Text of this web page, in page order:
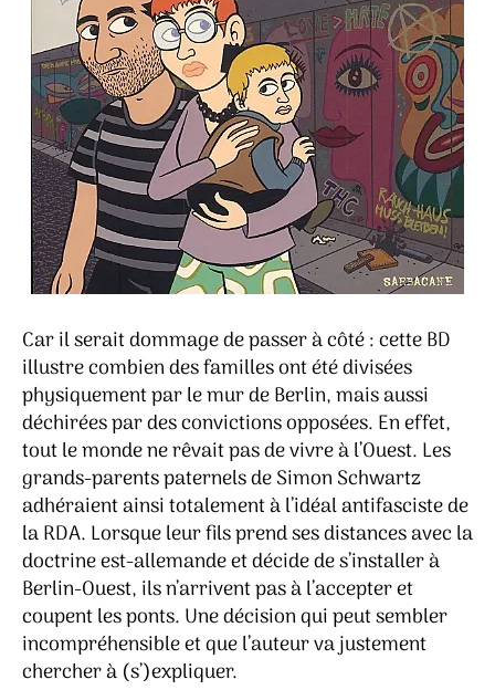
Car il serait dommage de passer à côté : cette BD
illustre combien des familles ont été divisées
physiquement par le mur de Berlin, mais aussi
déchirées par des convictions opposées. En effet,
tout le monde ne rêvait pas de vivre à l’Ouest. Les
grands-parents paternels de Simon Schwartz
adhéraient ainsi totalement à l’idéal antifasciste de
la RDA. Lorsque leur fils prend ses distances avec la
doctrine est-allemande et décide de s’installer à
Berlin-Ouest, ils n’arrivent pas à l’accepter et
coupent les ponts. Une décision qui peut sembler
incompréhensible et que l’auteur va justement
chercher à (s’)expliquer.